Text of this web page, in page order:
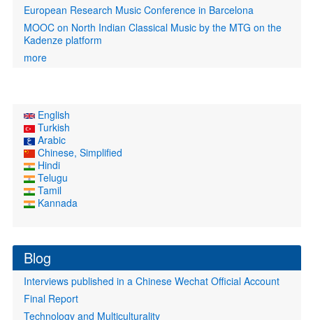
European Research Music Conference in Barcelona
MOOC on North Indian Classical Music by the MTG on the
Kadenze platform
more
English
Turkish
Arabic
Chinese, Simplified
Hindi
Telugu
Tamil
Kannada
Blog
Interviews published in a Chinese Wechat Official Account
Final Report
Technology and Multiculturality